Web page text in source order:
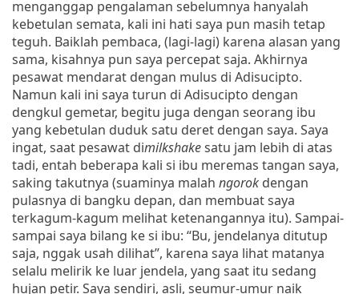
menganggap pengalaman sebelumnya hanyalah
kebetulan semata, kali ini hati saya pun masih tetap
teguh. Baiklah pembaca, (lagi-lagi) karena alasan yang
sama, kisahnya pun saya percepat saja. Akhirnya
pesawat mendarat dengan mulus di Adisucipto.
Namun kali ini saya turun di Adisucipto dengan
dengkul gemetar, begitu juga dengan seorang ibu
yang kebetulan duduk satu deret dengan saya. Saya
ingat, saat pesawat dimilkshakesatu jam lebih di atas
tadi, entah beberapa kali si ibu meremas tangan saya,
saking takutnya (suaminya malah ngorok dengan
pulasnya di bangku depan, dan membuat saya
terkagum-kagum melihat ketenangannya itu). Sampai-
sampai saya bilang ke si ibu: “Bu, jendelanya ditutup
saja, nggak usah dilihat”, karena saya lihat matanya
selalu melirik ke luar jendela, yang saat itu sedang
hujan petir. Saya sendiri, asli, seumur-umur naik